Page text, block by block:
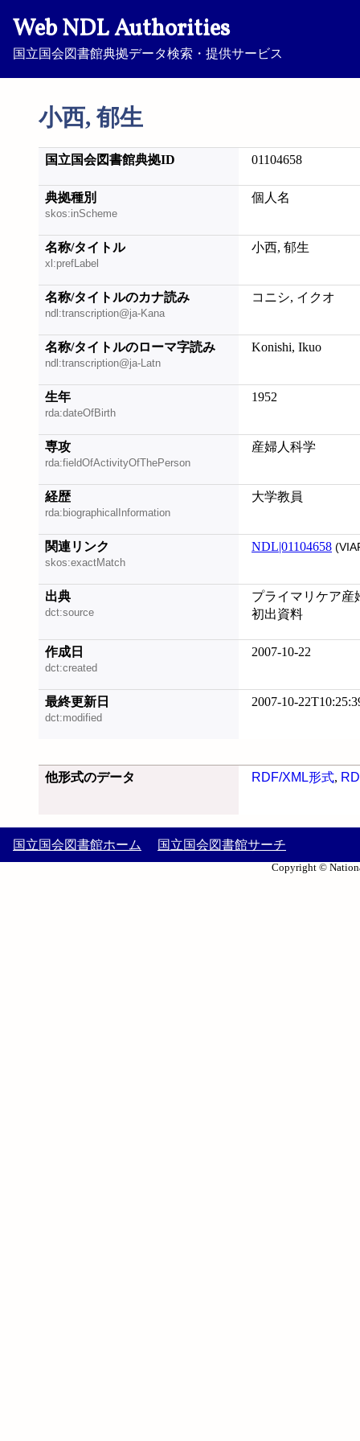
Web NDL Authorities
国立国会図書館典拠データ検索・提供サービス
小西, 郁生
国立国会図書館典拠ID 01104658
典拠種別
skos:inScheme
個人名
名称/タイトル
xl:prefLabel
小西, 郁生
名称/タイトルのカナ読み
ndl:transcription@ja-Kana
コニシ, イクオ
名称/タイトルのローマ字読み
ndl:transcription@ja-Latn
Konishi, Ikuo
生年
rda:dateOfBirth
1952
専攻
rda:fieldOfActivityOfThePerson
産婦人科学
経歴
rda:biographicalInformation
大学教員
関連リンク
skos:exactMatch
NDL|01104658
出典
dct:source
プライマリケア産
初出資料
作成日
dct:created
2007-10-22
最終更新日
dct:modified
2007-10-
他形式のデータ RDF/XML形式,
国立国会図書館ホーム 国立国会図書館サーチ
Copyright ©